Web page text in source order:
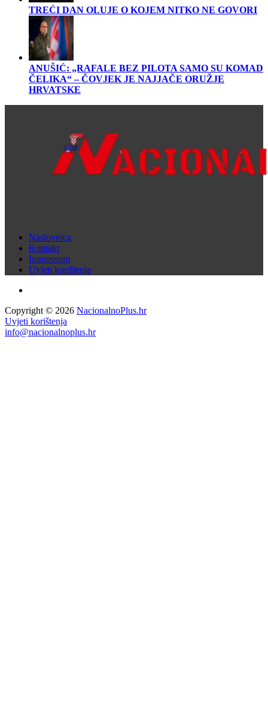
TREĆI DAN OLUJE O KOJEM NITKO NE GOVORI
ANUŠIĆ: „RAFALE BEZ PILOTA SAMO SU KOMAD
ČELIKA“ – ČOVJEK JE NAJJAČE ORUŽJE
HRVATSKE
Naslovnica
Kontakt
Impressum
Uvjeti korištenja
Copyright © 2026 NacionalnoPlus.hr
Uvjeti korištenja
info@nacionalnoplus.hr